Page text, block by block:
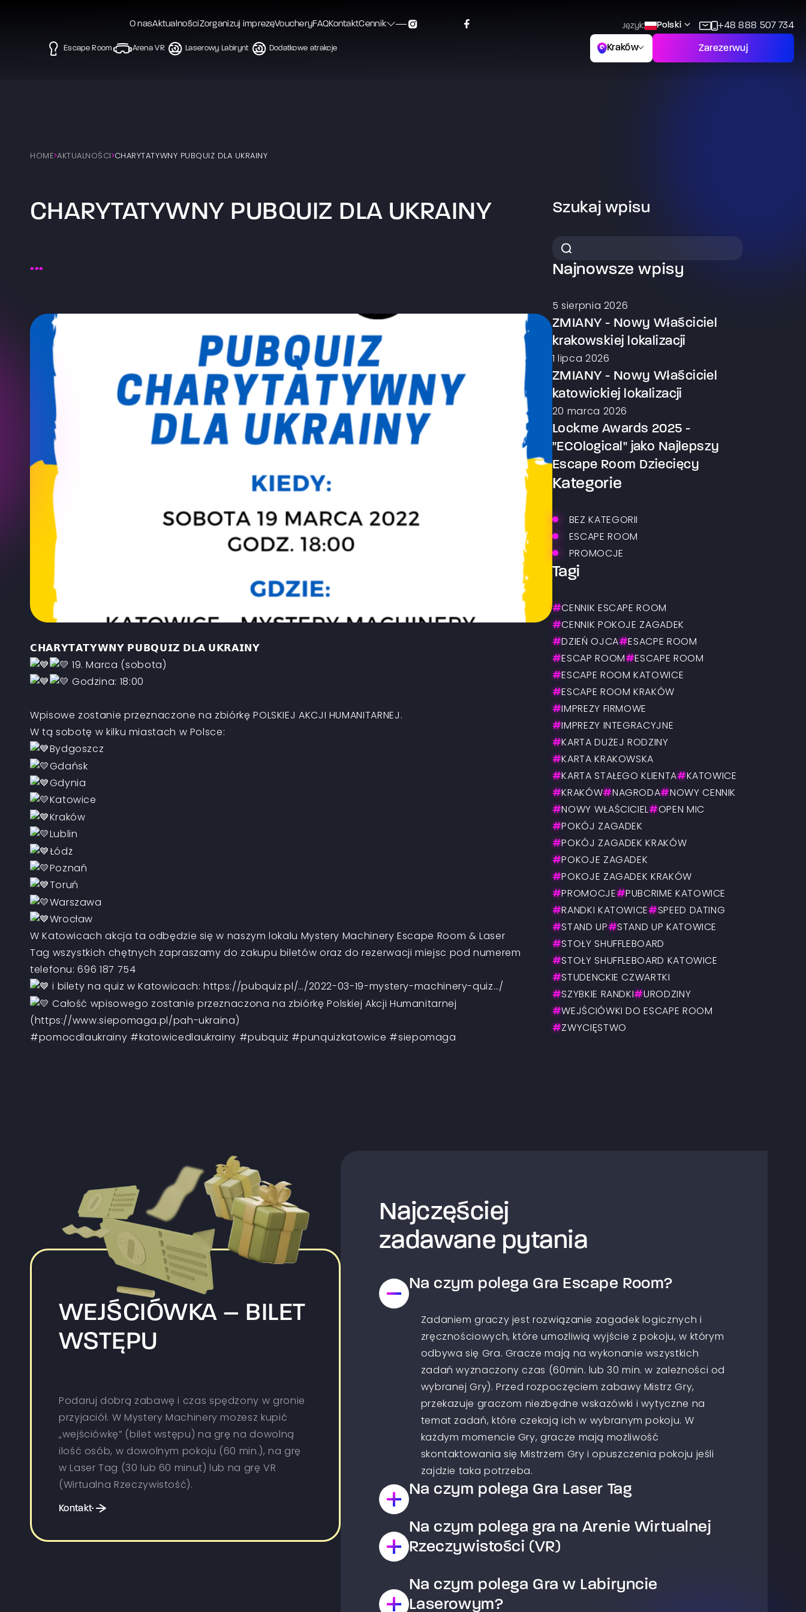
O nasAktualnościZorganizuj imprezęVoucheryFAQKontaktCennik
Escape Room Arena VR Laserowy Labirynt Dodatkowe atrakcje
Język: Polski +48 888 507 734
Kraków Zarezerwuj
HOME AKTUALNOŚCI CHARYTATYWNY PUBQUIZ DLA UKRAINY
CHARYTATYWNY PUBQUIZ DLA UKRAINY
...
𝗖𝗛𝗔𝗥𝗬𝗧𝗔𝗧𝗬𝗪𝗡𝗬 𝗣𝗨𝗕𝗤𝗨𝗜𝗭 𝗗𝗟𝗔 𝗨𝗞𝗥𝗔𝗜𝗡𝗬
19. Marca (sobota)
Godzina: 18:00
Wpisowe zostanie przeznaczone na zbiórkę POLSKIEJ AKCJI HUMANITARNEJ.
W tą sobotę w kilku miastach w Polsce:
Bydgoszcz
Gdańsk
Gdynia
Katowice
Kraków
Lublin
Łódż
Poznań
Toruń
Warszawa
Wrocław
W Katowicach akcja ta odbędzie się w naszym lokalu Mystery Machinery Escape Room & Laser
Tag wszystkich chętnych zapraszamy do zakupu biletów oraz do rezerwacji miejsc pod numerem
telefonu: 696 187 754
i bilety na quiz w Katowicach:https://pubquiz.pl/…/2022-03-19-mystery-machinery-quiz…/
Całość wpisowego zostanie przeznaczona na zbiórkę Polskiej Akcji Humanitarnej
( https://www.siepomaga.pl/pah-ukraina )
#pomocdlaukrainy #katowicedlaukrainy #pubquiz #punquizkatowice #siepomaga
Szukaj wpisu
Najnowsze wpisy
5 sierpnia 2026
ZMIANY - Nowy Właściciel
krakowskiej lokalizacji
1 lipca 2026
ZMIANY - Nowy Właściciel
katowickiej lokalizacji
20 marca 2026
Lockme Awards 2025 -
"ECOlogical" jako Najlepszy
Escape Room Dziecięcy
Kategorie
BEZ KATEGORII
ESCAPE ROOM
PROMOCJE
Tagi
#CENNIK ESCAPE ROOM
#CENNIK POKOJE ZAGADEK
#DZIEŃ OJCA#ESACPE ROOM
#ESCAP ROOM #ESCAPE ROOM
#ESCAPE ROOM KATOWICE
#ESCAPE ROOM KRAKÓW
# IMPREZY FIRMOWE
# IMPREZY INTEGRACYJNE
#KARTA DUŻEJ RODZINY
#KARTA KRAKOWSKA
#KARTA STAŁEGO KLIENTA# KATOWICE
#KRAKÓW# NAGRODA# NOWY CENNIK
#NOWY WŁAŚCICIEL#OPEN MIC
#POKÓJ ZAGADEK
#POKÓJ ZAGADEK KRAKÓW
#POKOJE ZAGADEK
#POKOJE ZAGADEK KRAKÓW
#PROMOCJE#PUBCRIME KATOWICE
#RANDKI KATOWICE#SPEED DATING
#STAND UP#STAND UP KATOWICE
#STOŁY SHUFFLEBOARD
#STOŁY SHUFFLEBOARD KATOWICE
#STUDENCKIE CZWARTKI
#SZYBKIE RANDKI #URODZINY
#WEJŚCIÓWKI DO ESCAPE ROOM
#ZWYCIĘSTWO
WEJŚCIÓWKA – BILET
WSTĘPU
Podaruj dobrą zabawę i czas spędzony w gronie
przyjaciół. W Mystery Machinery możesz kupić
„wejściówkę” (bilet wstępu) na grę na dowolną
ilość osób, w dowolnym pokoju (60 min.), na grę
w Laser Tag (30 lub 60 minut) lub na grę VR
(Wirtualna Rzeczywistość).
Kontakt
Najczęściej
zadawane pytania
Na czym polega Gra Escape Room?
Zadaniem graczy jest rozwiązanie zagadek logicznych i
zręcznościowych, które umożliwią wyjście z pokoju, w którym
odbywa się Gra. Gracze mają na wykonanie wszystkich
zadań wyznaczony czas (60min. lub 30 min. w zależności od
wybranej Gry). Przed rozpoczęciem zabawy Mistrz Gry,
przekazuje graczom niezbędne wskazówki i wytyczne na
temat zadań, które czekają ich w wybranym pokoju. W
każdym momencie Gry, gracze mają możliwość
skontaktowania się Mistrzem Gry i opuszczenia pokoju jeśli
zajdzie taka potrzeba.
Na czym polega Gra Laser Tag
Jest to Gra typu paintball laserowy. Gracze dzielą się na
drużyny, które współzawodniczą ze sobą aby osiągnąć cel
zestrzelenie Graczy z drużyny przeciwnej lub wykonanie
zadania np. zajęcie bazy drużyny przeciwnej. Paintball
Na czym polega gra na Arenie Wirtualnej
Rzeczywistości (VR)
Arena wirtualnej rzeczywistości to przestrzeń, w której masz
możliwość przenieść się w świat wirtualnych doznań. Na
Na czym polega Gra w Labiryncie
Laserowym?